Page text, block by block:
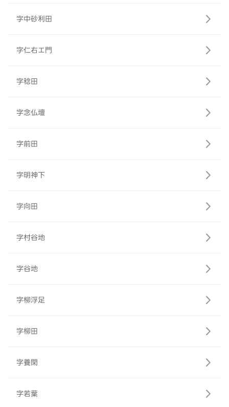
字中砂利田
字仁右エ門
字稔田
字念仏壇
字前田
字明神下
字向田
字村谷地
字谷地
字柳浮足
字柳田
字養閑
字若葉